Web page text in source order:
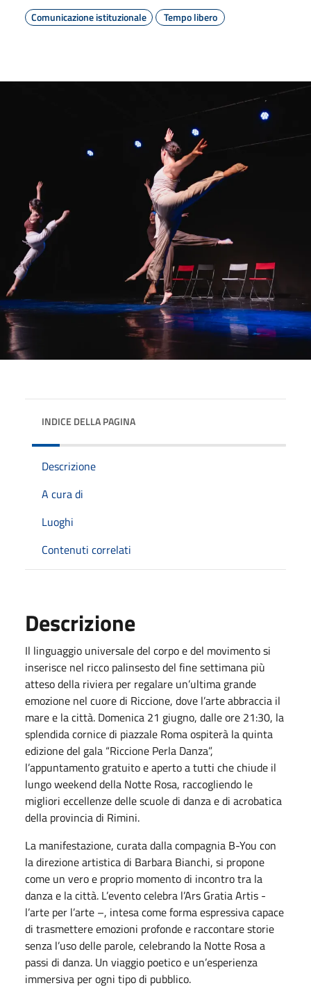
Comunicazione istituzionale
Tempo libero
INDICE DELLA PAGINA
Descrizione
A cura di
Luoghi
Contenuti correlati
Descrizione
Il linguaggio universale del corpo e del movimento si
inserisce nel ricco palinsesto del fine settimana più
atteso della riviera per regalare un’ultima grande
emozione nel cuore di Riccione, dove l’arte abbraccia il
mare e la città. Domenica 21 giugno, dalle ore 21:30, la
splendida cornice di piazzale Roma ospiterà la quinta
edizione del gala “Riccione Perla Danza”,
l’appuntamento gratuito e aperto a tutti che chiude il
lungo weekend della Notte Rosa, raccogliendo le
migliori eccellenze delle scuole di danza e di acrobatica
della provincia di Rimini.
La manifestazione, curata dalla compagnia B-You con
la direzione artistica di Barbara Bianchi, si propone
come un vero e proprio momento di incontro tra la
danza e la città. L’evento celebra l’Ars Gratia Artis -
l’arte per l’arte –, intesa come forma espressiva capace
di trasmettere emozioni profonde e raccontare storie
senza l’uso delle parole, celebrando la Notte Rosa a
passi di danza. Un viaggio poetico e un’esperienza
immersiva per ogni tipo di pubblico.